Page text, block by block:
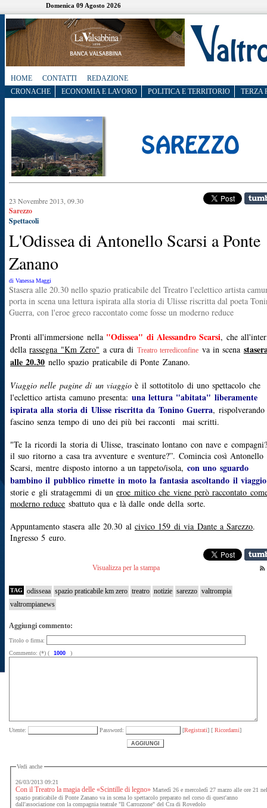
Domenica 09 Agosto 2026
HOME CONTATTI
REDAZIONE
CRONACHE
ECONOMIA E LAVORO POLITICA E TERRITORIO TERZA
23 Novembre 2013, 09.30
Sarezzo
Spettacoli
L'Odissea di Antonello Scarsi a Ponte
Zanano
di Vanessa Maggi
Stasera alle 20.30 nello spazio praticabile del Treatro l'eclettico artista
porta in scena una lettura ispirata alla storia di Ulisse riscritta dal poeta
Guerra, con l'eroe greco raccontato come fosse un moderno reduce
Pronti all'immersione nella "Odissea" di Alessandro Scarsi, che
dellarassegna "Km Zero" a cura di Treatro terrediconfine va in scena
alle 20.30 nello spazio praticabile di Ponte Zanano.
Viaggio nelle pagine di un viaggio è il sottotitolo di uno spettacolo che
l'eclettico artista camuno presenta: una lettura "abitata" liberamente
ispirata alla storia di Ulisse riscritta da Tonino Guerra,
fascino senza tempo di uno dei più bei racconti mai scritti.
"Te la ricordi la storia di Ulisse, trascinato lontano con nave e
il suo ritorno a casa tra avventure e sventure?”. Comincia così Antonello
Scarsi, mentre disposto intorno a un tappeto/isola, con uno sguardo
bambino il pubblico rimette in moto la fantasia ascoltando il viaggio
storie e gli stratagemmi di uneroe mitico che viene però raccontato
moderno reduce sbattuto qua e là dalle onde della sorte.
Appuntamento stasera alle 20.30 al civico 159 di via Dante a Sarezzo.
Ingresso 5 euro.
Visualizza per la stampa
TAG odisseaa spazio praticabile km zero treatro notizie sarezzo valtrompia
valtrompianews
Aggiungi commento:
Titolo o firma:
Commento: (*) (
)
Utente: Password: [Registrati] [ Ricordami]
Vedi anche
26/03/2013 09:21
Con il Treatro la magia delle «Scintille di legno» Martedì 26 e mercoledì 27 marzo alle ore 21
spazio praticabile di Ponte Zanano va in scena lo spettacolo preparato nel corso di quest'anno
dall'associazione con la compagnia teatrale "Il Carrozzone" del Cra di Rovedolo